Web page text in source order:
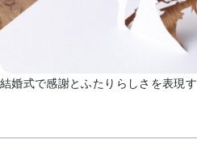
結婚式で感謝とふたりらしさを表現